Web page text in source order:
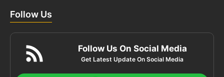
Follow Us
Follow Us On Social Media
Get Latest Update On Social Media